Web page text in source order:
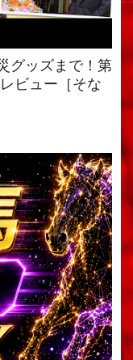
グッズまで！第
ビュー［そな